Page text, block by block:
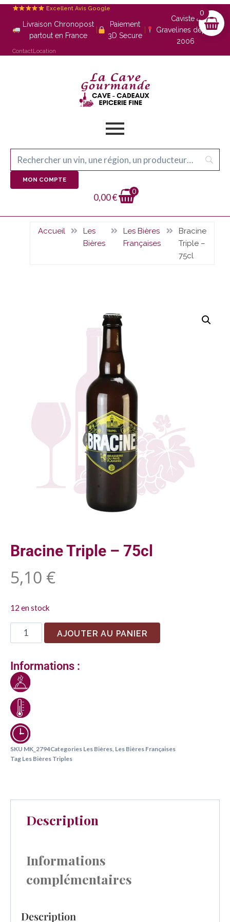
Excellent Avis Google
Livraison Chronopost
partout en France
Paiement
3D Secure
Caviste à
Gravelines depuis
2006
ContactLocation
MON COMPTE
0,00€
0
Accueil
Les
Bières
Les Bières
Françaises
Bracine
Triple –
75cl
Bracine Triple – 75cl
5,10 €
12 en stock
AJOUTER AU PANIER
Informations :
SKU MK_2794Categories Les Bières Les Bières Françaises
Tag Les Bières Triples
Description
Informations
complémentaires
Description
0